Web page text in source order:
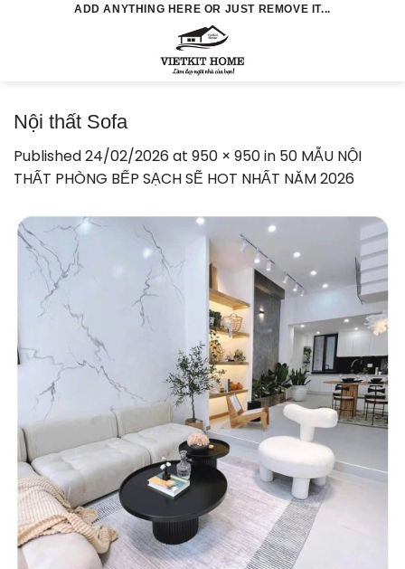
ADD ANYTHING HERE OR JUST REMOVE IT...
Nội thất Sofa
Published24/02/2026 at 950 × 950in 50 MẪU NỘI
THẤT PHÒNG BẾP SẠCH SẼ HOT NHẤT NĂM 2026